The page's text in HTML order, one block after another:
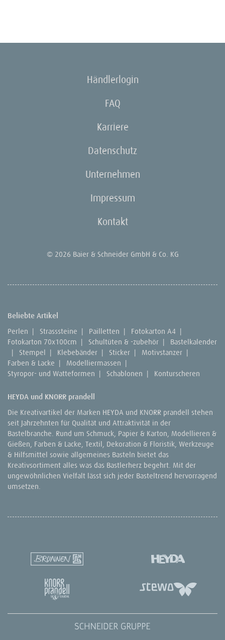
Händlerlogin
FAQ
Karriere
Datenschutz
Unternehmen
Impressum
Kontakt
© 2026 Baier & Schneider GmbH & Co. KG
Beliebte Artikel
Perlen | Strasssteine | Pailletten | Fotokarton A4 |
Fotokarton 70x100cm | Schultüten & -zubehör |
Bastelkalender
|
Stempel | Klebebänder | Sticker | Motivstanzer |
Farben & Lacke | Modelliermassen |
Styropor- und Watteformen | Schablonen | Konturscheren
HEYDA und KNORR prandell
Die Kreativartikel der Marken HEYDA und KNORR prandell stehen
seit Jahrzehnten für Qualität und Attraktivität in der
Bastelbranche. Rund um Schmuck, Papier & Karton, Modellieren &
Gießen, Farben & Lacke, Textil, Dekoration & Floristik, Werkzeuge
& Hilfsmittel sowie allgemeines Basteln bietet das
Kreativsortiment alles was das Bastlerherz begehrt. Mit der
ungewöhnlichen Vielfalt lässt sich jeder Basteltrend hervorragend
umsetzen.